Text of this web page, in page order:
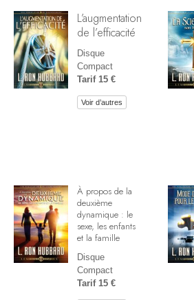
L’augmentation
de l’efficacité
Disque
Compact
Tarif 15 €
Voir d’autres
À propos de la
deuxième
dynamique : le
sexe, les enfants
et la famille
Disque
Compact
Tarif 15 €